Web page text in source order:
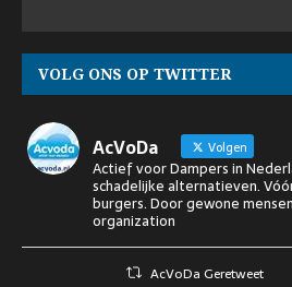
VOLG ONS OP TWITTER
AcVoDa Volgen
Actief voor Dampers in
schadelijke alternatieven.
burgers. Door gewone
organization
AcVoDa Geretweet